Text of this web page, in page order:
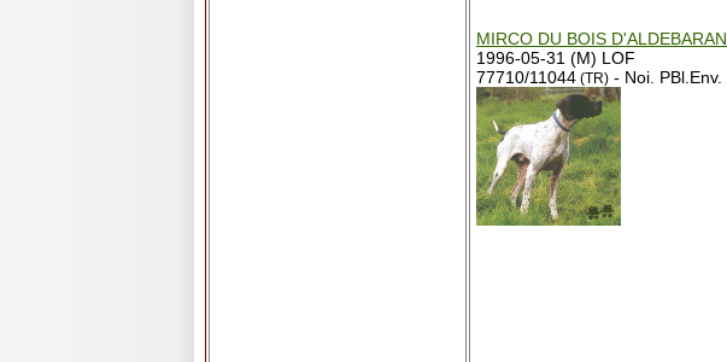
MIRCO DU BOIS D'ALDEBARAN
1996-05-31 (M) LOF
77710/11044 (TR) - Noi. PBl.Env.